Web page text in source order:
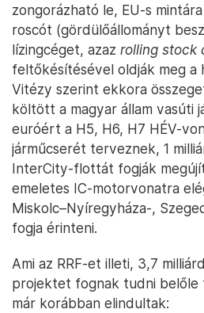
zongorázható le, EU-s
roscót (gördülőállományt
lízingcéget, azaz rolling stock
feltőkésítésével oldják meg a
Vitézy szerint ekkora
költött a magyar állam vasúti
euróért a H5, H6, H7 HÉV-
járműcserét terveznek, 1
InterCity-flottát fogják
emeletes IC-motorvonatra
Miskolc–Nyíregyháza-,
fogja érinteni.
Ami az RRF-et illeti, 3,7
projektet fognak tudni belőle
már korábban elindultak: